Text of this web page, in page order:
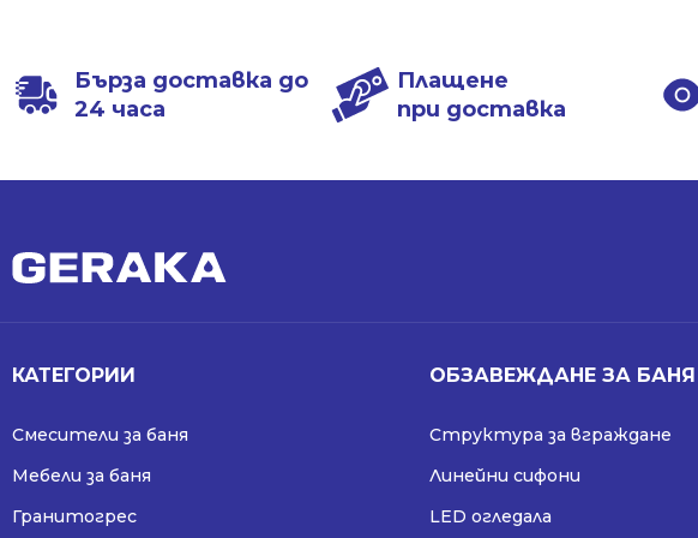
Бърза доставка до
24 часа
Плащене
при доставка
КАТЕГОРИИ
Смесители за баня
Мебели за баня
Гранитогрес
ОБЗАВЕЖДАНЕ ЗА БАНЯ
Структура за вграждане
Линейни сифони
LED огледала